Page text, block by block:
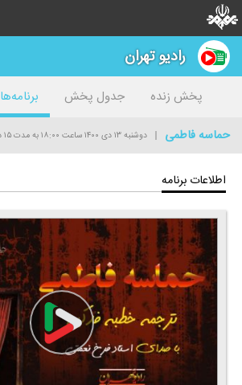
رادیو تهران
پخش زنده جدول پخش برنامه‌ها
حماسه فاطمی
دوشنبه ۱۳ دی ۱۴۰۰ ساعت ۱۸:۰۰ به مدت ۱۵ دقیقه
اطلاعات برنامه